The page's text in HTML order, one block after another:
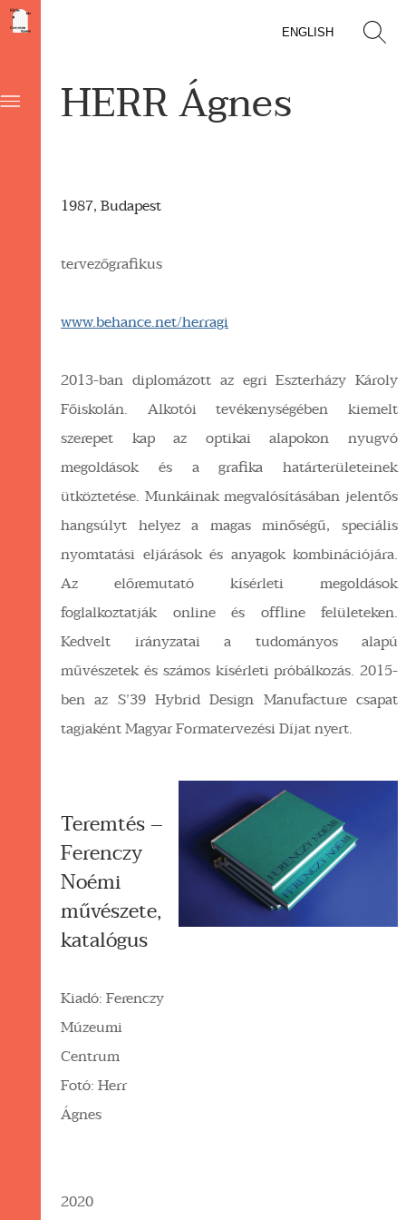
ENGLISH
HERR Ágnes
1987, Budapest
tervezőgrafikus
www.behance.net/herragi
2013-ban diplomázott az egri Eszterházy Károly
Főiskolán. Alkotói tevékenységében kiemelt
szerepet kap az optikai alapokon nyugvó
megoldások és a grafika határterületeinek
ütköztetése. Munkáinak megvalósításában jelentős
hangsúlyt helyez a magas minőségű, speciális
nyomtatási eljárások és anyagok kombinációjára.
Az előremutató kísérleti megoldások
foglalkoztatják online és offline felületeken.
Kedvelt irányzatai a tudományos alapú
művészetek és számos kísérleti próbálkozás. 2015-
ben az S’39 Hybrid Design Manufacture csapat
tagjaként Magyar Formatervezési Díjat nyert.
Teremtés –
Ferenczy
Noémi
művészete,
katalógus
Kiadó: Ferenczy
Múzeumi
Centrum
Fotó: Herr
Ágnes
2020